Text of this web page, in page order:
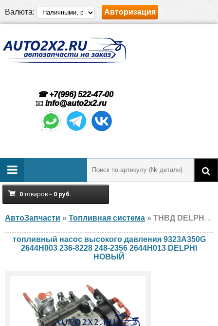
Валюта: Авторизация
☎ +7(996) 522-47-00
📧 info@auto2x2.ru
0товаров – 0 руб.
АвтоЗапчасти » Топливная система » ТНВД DELPHI 9323A350G 2644H003 236-8228 248-2356 2644H013 Caterpillar, НОВЫЙ
топливный насос высокого давления 9323A350G
2644H003 236-8228 248-2356 2644H013 DELPHI
НОВЫЙ